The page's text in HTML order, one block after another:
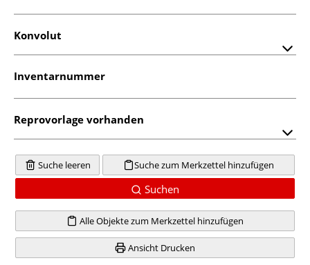
Konvolut
Inventarnummer
Reprovorlage vorhanden
Suche leeren Suche zum Merkzettel hinzufügen
Suchen
Alle Objekte zum Merkzettel hinzufügen
Ansicht Drucken